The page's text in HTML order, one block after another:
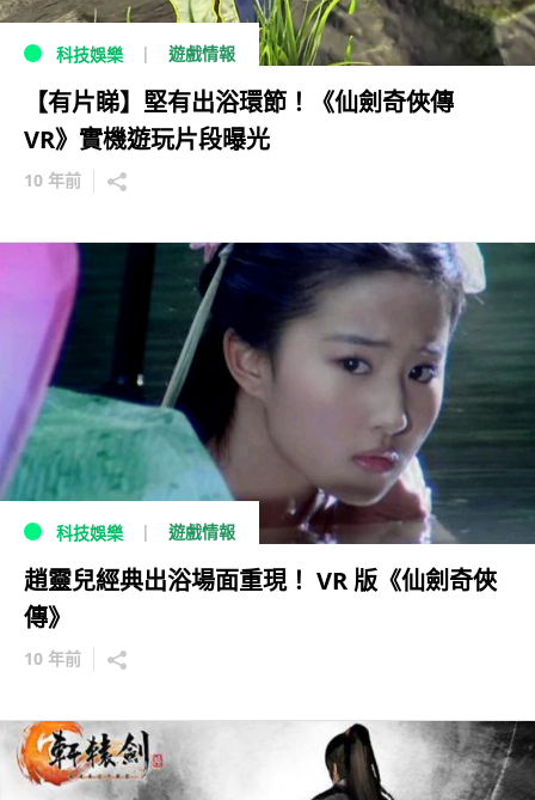
科技娛樂 遊戲情報
【有片睇】堅有出浴環節！《仙劍奇俠傳
VR》實機遊玩片段曝光
10 年前
科技娛樂 遊戲情報
趙靈兒經典出浴場面重現！ VR 版《仙劍奇俠
傳》
10 年前